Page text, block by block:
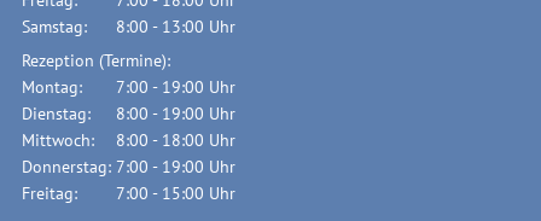
Samstag:
8:00 - 13:00 Uhr
Rezeption (Termine):
Montag:
7:00 - 19:00 Uhr
Dienstag:
8:00 - 19:00 Uhr
Mittwoch:
8:00 - 18:00 Uhr
Donnerstag: 7:00 - 19:00 Uhr
Freitag:
7:00 - 15:00 Uhr